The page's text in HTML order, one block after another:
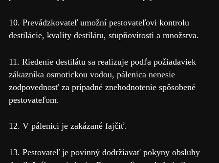
10. Prevádzkovateľ umožní pestovateľovi kontrolu
destilácie, kvality destilátu, stupňovitosti a množstva.
11. Riedenie destilátu sa realizuje podľa požiadaviek
zákazníka osmotickou vodou, pálenica nenesie
zodpovednosť za prípadné znehodnotenie spôsobené
pestovateľom.
12. V pálenici je zakázané fajčiť.
13. Pestovateľ je povinný dodržiavať pokyny obsluhy